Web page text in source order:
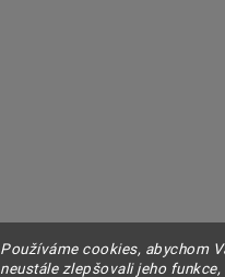
Používáme cookies, abychom
neustále zlepšovali jeho